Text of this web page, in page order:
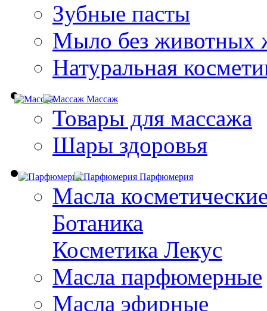
Зубные пасты
Мыло без животных
Натуральная
Массаж
Товары для массажа
Шары здоровья
Парфюмерия
Масла
Ботаника
Косметика Лекус
Масла парфюмерные
Масла эфирные